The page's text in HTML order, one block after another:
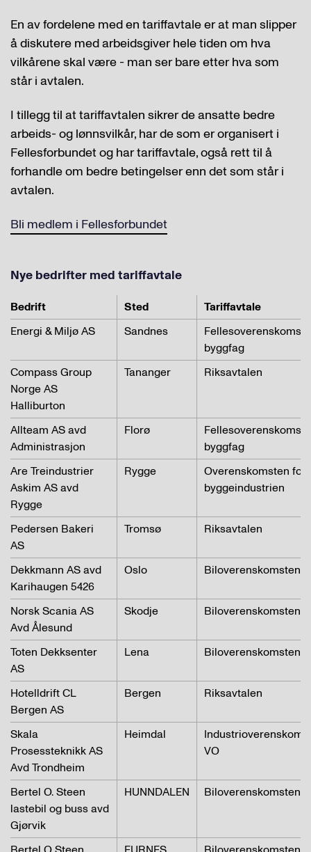
En av fordelene med en tariffavtale er at man slipper
å diskutere med arbeidsgiver hele tiden om hva
vilkårene skal være - man ser bare etter hva som
står i avtalen.
I tillegg til at tariffavtalen sikrer de ansatte bedre
arbeids- og lønnsvilkår, har de som er organisert i
Fellesforbundet og har tariffavtale, også rett til å
forhandle om bedre betingelser enn det som står i
avtalen.
Bli medlem i Fellesforbundet
Nye bedrifter med tariffavtale
Bedrift Sted
Tariffavtale
Energi & Miljø AS
Sandnes
byggfag
Compass Group
Norge AS
Halliburton
Tananger Riksavtalen
Allteam AS avd
Administrasjon
Florø
byggfag
Are Treindustrier
Askim AS avd
Rygge
Rygge
Overenskomsten for
byggeindustrien
Pedersen Bakeri
AS
Tromsø Riksavtalen
Dekkmann AS avd
Karihaugen 5426
Oslo Biloverenskomsten-
Norsk Scania AS
Avd Ålesund
Skodje Biloverenskomsten
Toten Dekksenter
AS
Lena Biloverenskomsten
Hotelldrift CL
Bergen AS
Bergen Riksavtalen
Skala
Prosessteknikk AS
Avd Trondheim
Heimdal
VO
Bertel O. Steen
lastebil og buss avd
Gjørvik
HUNNDALEN Biloverenskomsten